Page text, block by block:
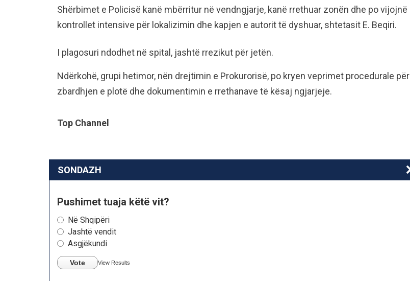
Shërbimet e Policisë kanë mbërritur në vendngjarje, kanë rrethuar zonën dhe po vijojnë
kontrollet intensive për lokalizimin dhe kapjen e autorit të dyshuar, shtetasit E. Beqiri.
I plagosuri ndodhet në spital, jashtë rrezikut për jetën.
Ndërkohë, grupi hetimor, nën drejtimin e Prokurorisë, po kryen veprimet procedurale për
zbardhjen e plotë dhe dokumentimin e rrethanave të kësaj ngjarjeje.
Top Channel
SONDAZH
Pushimet tuaja këtë vit?
Në Shqipëri
Jashtë vendit
Asgjëkundi
Vote View Results